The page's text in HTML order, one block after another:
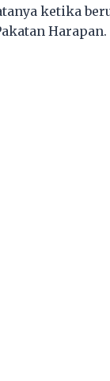
ketika
Harapan.